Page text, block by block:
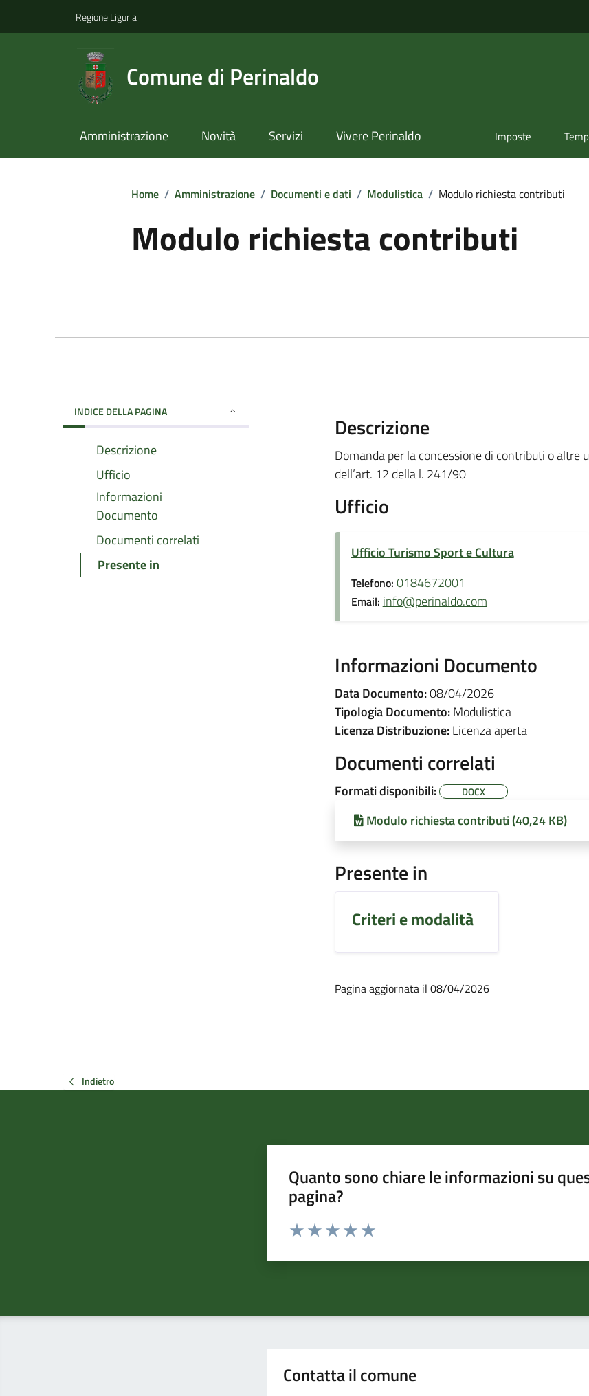
Regione Liguria
Comune di Perinaldo
Amministrazione Novità Servizi Vivere Perinaldo Imposte
Home / Amministrazione / Documenti e dati / Modulistica / Modulo richiesta contributi
Modulo richiesta contributi
INDICE DELLA PAGINA
Descrizione
Ufficio
Informazioni
Documento
Documenti correlati
Presente in
Descrizione
Domanda per la concessione di contributi o
dell’art. 12 della l. 241/90
Ufficio
Ufficio Turismo Sport e Cultura
Telefono: 0184672001
Email: info@perinaldo.com
Informazioni Documento
Data Documento:08/04/2026
Tipologia Documento:Modulistica
Licenza Distribuzione:Licenza aperta
Documenti correlati
Formati disponibili: DOCX
Modulo richiesta contributi (40,24 KB)
Presente in
Criteri e modalità
Pagina aggiornata il 08/04/2026
Indietro
Quanto sono chiare le informazioni su
pagina?
Valuta da 1 a 5 stelle la pagina
Contatta il comune